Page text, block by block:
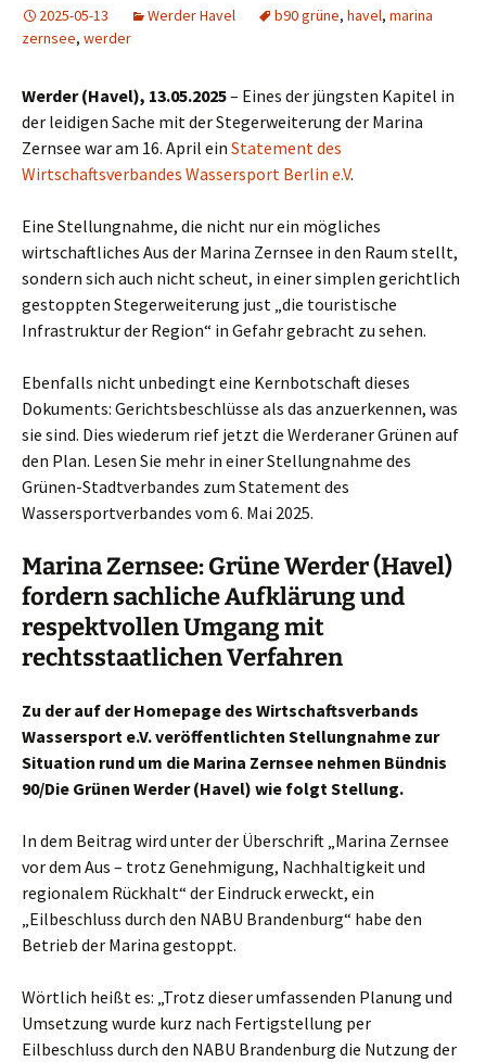
2025-05-13 Werder Havel b90 grüne, havel, marina
zernsee, werder
Werder (Havel), 13.05.2025– Eines der jüngsten Kapitel in
der leidigen Sache mit der Stegerweiterung der Marina
Zernsee war am 16. April ein Statement des
Wirtschaftsverbandes Wassersport Berlin e.V.
Eine Stellungnahme, die nicht nur ein mögliches
wirtschaftliches Aus der Marina Zernsee in den Raum stellt,
sondern sich auch nicht scheut, in einer simplen gerichtlich
gestoppten Stegerweiterung just „die touristische
Infrastruktur der Region“ in Gefahr gebracht zu sehen.
Ebenfalls nicht unbedingt eine Kernbotschaft dieses
Dokuments: Gerichtsbeschlüsse als das anzuerkennen, was
sie sind. Dies wiederum rief jetzt die Werderaner Grünen auf
den Plan. Lesen Sie mehr in einer Stellungnahme des
Grünen-Stadtverbandes zum Statement des
Wassersportverbandes vom 6. Mai 2025.
Marina Zernsee: Grüne Werder (Havel)
fordern sachliche Aufklärung und
respektvollen Umgang mit
rechtsstaatlichen Verfahren
Zu der auf der Homepage des Wirtschaftsverbands
Wassersport e.V. veröffentlichten Stellungnahme zur
Situation rund um die Marina Zernsee nehmen Bündnis
90/Die Grünen Werder (Havel) wie folgt Stellung.
In dem Beitrag wird unter der Überschrift „Marina Zernsee
vor dem Aus – trotz Genehmigung, Nachhaltigkeit und
regionalem Rückhalt“ der Eindruck erweckt, ein
„Eilbeschluss durch den NABU Brandenburg“ habe den
Betrieb der Marina gestoppt.
Wörtlich heißt es: „Trotz dieser umfassenden Planung und
Umsetzung wurde kurz nach Fertigstellung per
Eilbeschluss durch den NABU Brandenburg die Nutzung der